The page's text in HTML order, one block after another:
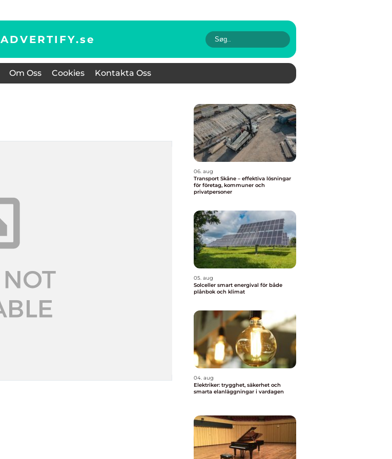
ADVERTIFY.se
Om Oss Cookies Kontakta Oss
06. aug
Transport Skåne – effektiva lösningar
för företag, kommuner och
privatpersoner
05. aug
Solceller smart energival för både
plånbok och klimat
04. aug
Elektriker: trygghet, säkerhet och
smarta elanläggningar i vardagen